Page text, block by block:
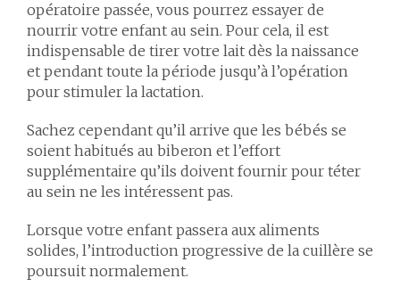
opératoire passée, vous pourrez essayer de
nourrir votre enfant au sein. Pour cela, il est
indispensable de tirer votre lait dès la naissance
et pendant toute la période jusqu’à l’opération
pour stimuler la lactation.
Sachez cependant qu’il arrive que les bébés se
soient habitués au biberon et l’effort
supplémentaire qu’ils doivent fournir pour téter
au sein ne les intéressent pas.
Lorsque votre enfant passera aux aliments
solides, l’introduction progressive de la cuillère se
poursuit normalement.